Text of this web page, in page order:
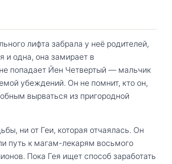
лифта забрала у неё родителей,
и одна, она замирает в
попадает Йен Четвертый — мальчик
убеждений. Он не помнит, кто он,
вырваться из пригородной
ни от Геи, которая отчаялась. Он
путь к магам-лекарям восьмого
Пока Гея ищет способ заработать